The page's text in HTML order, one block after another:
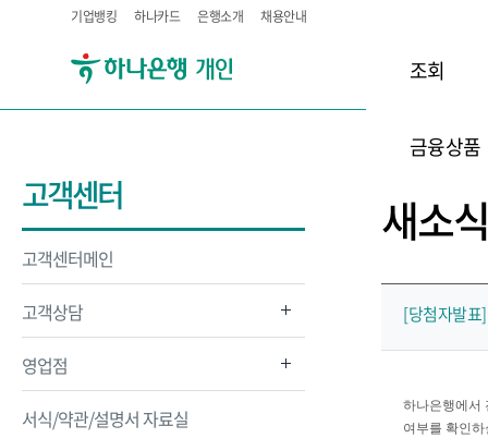
기업뱅킹 하나카드 은행소개 채용안내
조회
금융상품
고객센터
고객센터메인
고객상담
영업점
서식/약관/설명서 자료실
새소식
[당첨자발표
하나은행에서
여부를 확인